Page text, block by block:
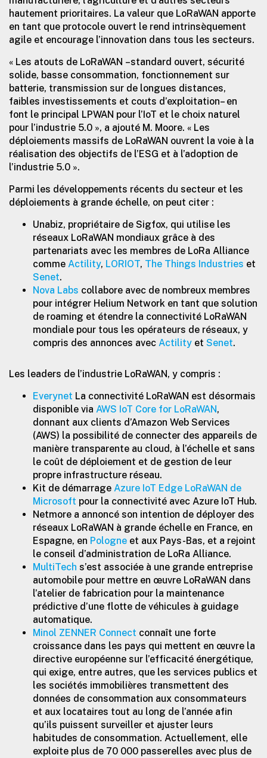
hautement prioritaires. La valeur que LoRaWAN apporte
en tant que protocole ouvert le rend intrinsèquement
agile et encourage l’innovation dans tous les secteurs.
« Les atouts de LoRaWAN –standard ouvert, sécurité
solide, basse consommation, fonctionnement sur
batterie, transmission sur de longues distances,
faibles investissements et couts d’exploitation– en
font le principal LPWAN pour l’IoT et le choix naturel
pour l’industrie 5.0 », a ajouté M. Moore. « Les
déploiements massifs de LoRaWAN ouvrent la voie à la
réalisation des objectifs de l’ESG et à l’adoption de
l’industrie 5.0 ».
Parmi les développements récents du secteur et les
déploiements à grande échelle, on peut citer :
Unabiz, propriétaire de Sigfox, qui utilise les
réseaux LoRaWAN mondiaux grâce à des
partenariats avec les membres de LoRa Alliance
comme Actility, LORIOT, The Things Industries et
Senet.
Nova Labs collabore avec de nombreux membres
pour intégrer Helium Network en tant que solution
de roaming et étendre la connectivité LoRaWAN
mondiale pour tous les opérateurs de réseaux, y
compris des annonces avec Actility et Senet.
Les leaders de l’industrie LoRaWAN, y compris :
Everynet La connectivité LoRaWAN est désormais
disponible via AWS IoT Core for LoRaWAN,
donnant aux clients d’Amazon Web Services
(AWS) la possibilité de connecter des appareils de
manière transparente au cloud, à l’échelle et sans
le coût de déploiement et de gestion de leur
propre infrastructure réseau.
Kit de démarrage Azure IoT Edge LoRaWAN de
Microsoft pour la connectivité avec Azure IoT Hub.
Netmore a annoncé son intention de déployer des
réseaux LoRaWAN à grande échelle en France, en
Espagne, en Pologne et aux Pays-Bas, et a rejoint
le conseil d’administration de LoRa Alliance.
MultiTech s’est associée à une grande entreprise
automobile pour mettre en œuvre LoRaWAN dans
l’atelier de fabrication pour la maintenance
prédictive d’une flotte de véhicules à guidage
automatique.
Minol ZENNER Connect connaît une forte
croissance dans les pays qui mettent en œuvre la
directive européenne sur l’efficacité énergétique,
qui exige, entre autres, que les services publics et
les sociétés immobilières transmettent des
données de consommation aux consommateurs
et aux locataires tout au long de l’année afin
qu’ils puissent surveiller et ajuster leurs
habitudes de consommation. Actuellement, elle
exploite plus de 70 000 passerelles avec plus de